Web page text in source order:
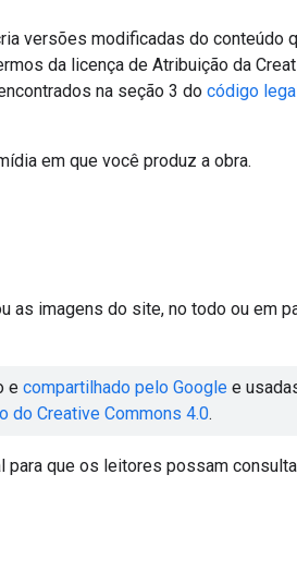
versões modificadas do conteúdo
da licença de Atribuição da
na seção 3 do código
em que você produz a obra.
as imagens do site, no todo ou em
e compartilhado pelo Google e
do Creative Commons 4.0.
para que os leitores possam